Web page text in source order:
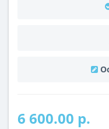
6 600.00 р.